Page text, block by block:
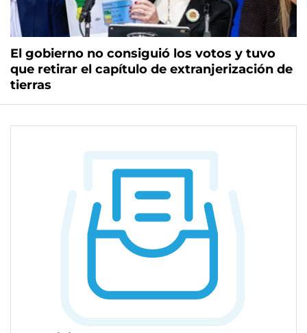
El gobierno no consiguió los votos y tuvo
que retirar el capítulo de extranjerización de
tierras